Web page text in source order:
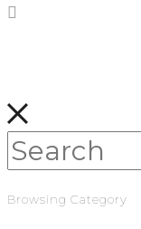
Browsing Category